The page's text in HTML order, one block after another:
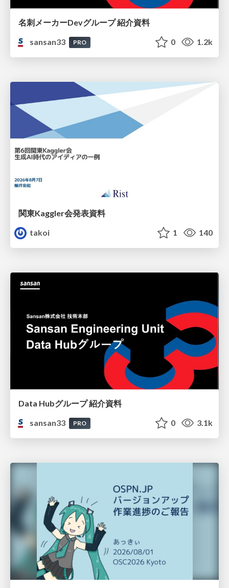
名刺メーカーDevグループ 紹介資料
sansan33
PRO 0 1.2k
関東Kaggler会発表資料
takoi
1 140
Data Hubグループ 紹介資料
sansan33
PRO 0 3.1k